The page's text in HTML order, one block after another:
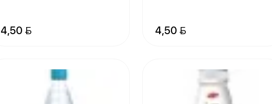
4,50  4,50 